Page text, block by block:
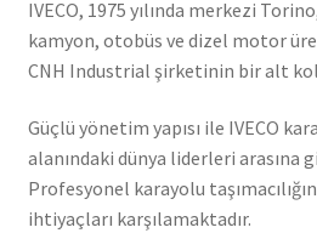
IVECO, 1975 yılında merkezi
kamyon, otobüs ve dizel motor
CNH Industrial şirketinin bir alt
Güçlü yönetim yapısı ile IVECO
alanındaki dünya liderleri arasına
Profesyonel karayolu
ihtiyaçları karşılamaktadır.